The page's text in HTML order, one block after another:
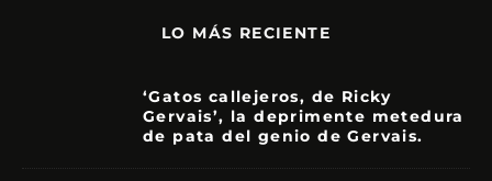
LO MÁS RECIENTE
‘Gatos callejeros, de Ricky
Gervais’, la deprimente metedura
de pata del genio de Gervais.